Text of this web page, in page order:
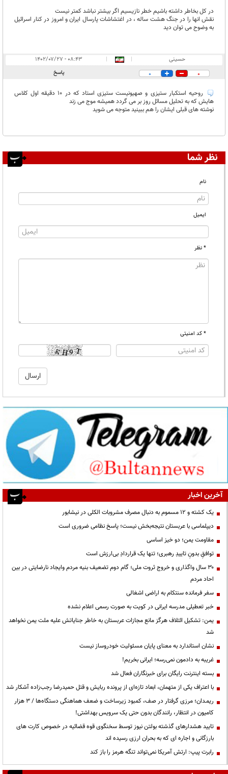
در کل بخاطر داشته باشیم خطر نازیسیم اگر بیشتر نباشد کمتر نیست
نقش انها را در جنگ هشت ساله ، در اغتشاشات پارسال ایران و امروز در کنار اسرائیل
به وضوح می توان دید
حسینی |
|
۰۸:۴۳ - ۱۴۰۲/۰۷/۲۷
0
0 پاسخ
روحیه استکبار ستیزی و صهیونیست ستیزی استاد که در ۱۰ دقیقه اول کلاس
هایش که به تحلیل مسائل روز بر می گردد همیشه موج می زند
نوشته های قبلی ایشان را هم ببینید متوجه می شوید
نظر شما
نام
ایمیل
* نظر
* کد امنیتی
آخرین اخبار
یک کشته و ۱۲ مسموم به دنبال مصرف مشروبات الکلی در نیشابور
دیپلماسی با عربستان نتیجه‌بخش نیست؛ پاسخ نظامی ضروری است
مقاومت یمن؛ دو خیز اساسی
توافقِ بدونِ تاییدِ رهبری؛ تنها یک قراردادِ بی‌ارزش است
۳۰ سال واگذاری و خروج ثروت ملی؛ گام دوم تضعیف بنیه مردم وایجاد نارضایتی در بین
احاد مردم
سفر فرمانده سنتکام به اراضی اشغالی
خبر تعطیلی مدرسه ایرانی در کویت به صورت رسمی اعلام نشده
یمن: تشکیل ائتلاف هرگز مانع مجازات عربستان به خاطر جنایاتش علیه ملت یمن نخواهد
شد
نشان استاندارد به معنای پایان مسئولیت خودروساز نیست
غریبه به دادمون نمی‌رسه؛ ایرانی بخریم!
بسته اینترنت رایگان برای خبرنگاران فعال شد
با اعتراف یکی از متهمان، ابعاد تازه‌ای از پرونده ربایش و قتل حمیدرضا رجب‌زاده آشکار شد
ریمـدان؛ مرزی گرفتار در صف، کمبود زیرساخت و ضعف هماهنگی دستگاه‌ها / ۳ هزار
کامیون در انتظار، رانندگان بدون حتی یک سرویس بهداشتی!
تایید هشدارهای گذشته بولتن نیوز توسط سخنگوی قوه قضائیه در خصوص کارت های
بارزگانی و اجاره ای که به بحران ارزی رسیده اند
رابرت پیپ: ارتش آمریکا نمی‌تواند تنگه هرمز را باز کند